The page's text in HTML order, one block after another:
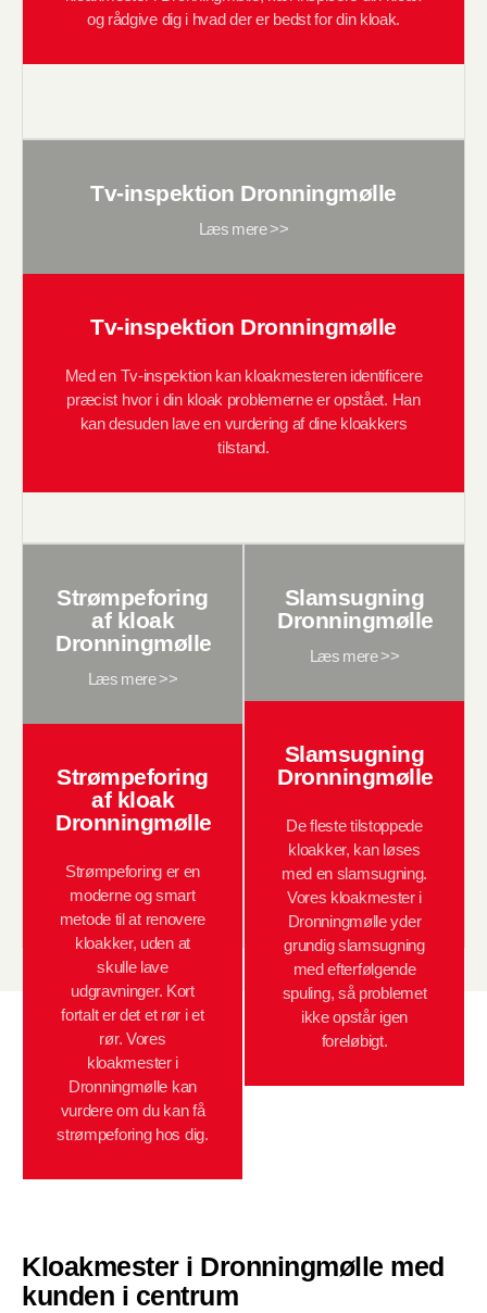
og rådgive dig i hvad der er bedst for din kloak.
Tv-inspektion Dronningmølle
Læs mere >>
Tv-inspektion Dronningmølle
Med en Tv-inspektion kan kloakmesteren identificere
præcist hvor i din kloak problemerne er opstået. Han
kan desuden lave en vurdering af dine kloakkers
tilstand.
Strømpeforing
af kloak
Dronningmølle
Læs mere >>
Strømpeforing
af kloak
Dronningmølle
Strømpeforing er en
moderne og smart
metode til at renovere
kloakker, uden at
skulle lave
udgravninger. Kort
fortalt er det et rør i et
rør. Vores
kloakmester i
Dronningmølle kan
vurdere om du kan få
strømpeforing hos dig.
Slamsugning
Dronningmølle
Læs mere >>
Slamsugning
Dronningmølle
De fleste tilstoppede
kloakker, kan løses
med en slamsugning.
Vores kloakmester i
Dronningmølle yder
grundig slamsugning
med efterfølgende
spuling, så problemet
ikke opstår igen
foreløbigt.
Kloakmester i Dronningmølle med
kunden i centrum